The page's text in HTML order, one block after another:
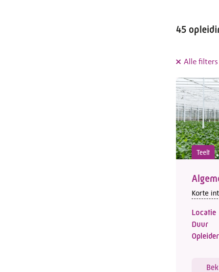
45
Alle
Teelt
Korte
Locatie
Duur
Opleider